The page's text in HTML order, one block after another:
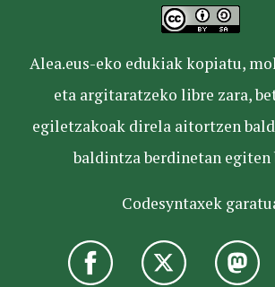
Alea.eus-eko edukiak kopiatu,
eta argitaratzeko libre zara,
egiletzakoak direla aitortzen
baldintza berdinetan egiten
Codesyntaxek